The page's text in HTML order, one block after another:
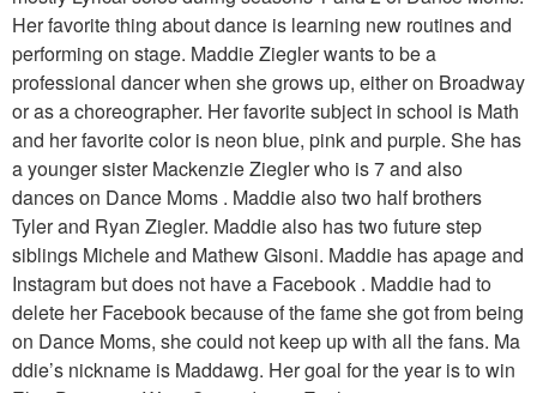
Her favorite thing about dance is learning new routines and
performing on stage. Maddie Ziegler wants to be a
professional dancer when she grows up, either on Broadway
or as a choreographer. Her favorite subject in school is Math
and her favorite color is neon blue, pink and purple. She has
a younger sister Mackenzie Ziegler who is 7 and also
dances on Dance Moms . Maddie also two half brothers
Tyler and Ryan Ziegler. Maddie also has two future step
siblings Michele and Mathew Gisoni. Maddie has apage and
Instagram but does not have a Facebook . Maddie had to
delete her Facebook because of the fame she got from being
on Dance Moms, she could not keep up with all the fans. Ma
ddie’s nickname is Maddawg. Her goal for the year is to win